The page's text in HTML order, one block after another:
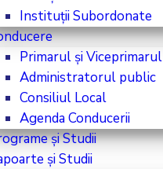
Instituții Subordonate
Primarul și Viceprimarul
Administratorul public
Consiliul Local
Agenda Conducerii
și Studii
și Studii